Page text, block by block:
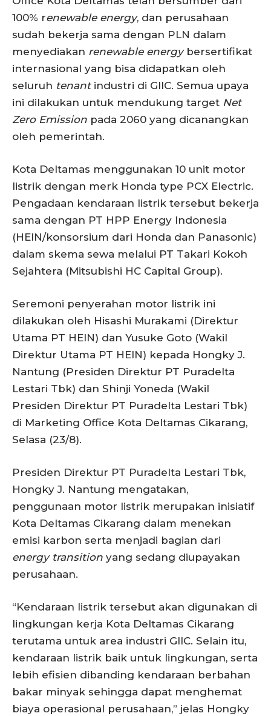
100% renewable energy, dan perusahaan
sudah bekerja sama dengan PLN dalam
menyediakan renewable energybersertifikat
internasional yang bisa didapatkan oleh
seluruh tenantindustri di GIIC. Semua upaya
ini dilakukan untuk mendukung target Net
Zero Emission pada 2060 yang dicanangkan
oleh pemerintah.
Kota Deltamas menggunakan 10 unit motor
listrik dengan merk Honda type PCX Electric.
Pengadaan kendaraan listrik tersebut bekerja
sama dengan PT HPP Energy Indonesia
(HEIN/konsorsium dari Honda dan Panasonic)
dalam skema sewa melalui PT Takari Kokoh
Sejahtera (Mitsubishi HC Capital Group).
Seremoni penyerahan motor listrik ini
dilakukan oleh Hisashi Murakami (Direktur
Utama PT HEIN) dan Yusuke Goto (Wakil
Direktur Utama PT HEIN) kepada Hongky J.
Nantung (Presiden Direktur PT Puradelta
Lestari Tbk) dan Shinji Yoneda (Wakil
Presiden Direktur PT Puradelta Lestari Tbk)
di Marketing Office Kota Deltamas Cikarang,
Selasa (23/8).
Presiden Direktur PT Puradelta Lestari Tbk,
Hongky J. Nantung mengatakan,
penggunaan motor listrik merupakan inisiatif
Kota Deltamas Cikarang dalam menekan
emisi karbon serta menjadi bagian dari
energy transition yang sedang diupayakan
perusahaan.
“Kendaraan listrik tersebut akan digunakan di
lingkungan kerja Kota Deltamas Cikarang
terutama untuk area industri GIIC. Selain itu,
kendaraan listrik baik untuk lingkungan, serta
lebih efisien dibanding kendaraan berbahan
bakar minyak sehingga dapat menghemat
biaya operasional perusahaan,” jelas Hongky